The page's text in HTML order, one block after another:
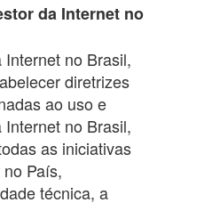
da Internet no
no Brasil,
diretrizes
ao uso e
no Brasil,
as iniciativas
País,
técnica, a